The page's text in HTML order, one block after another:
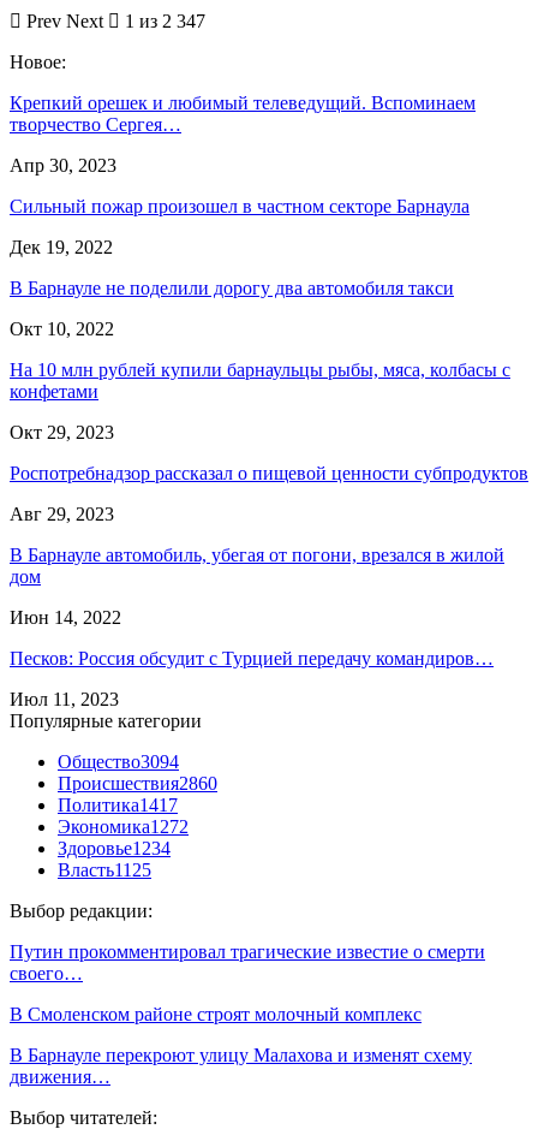
Prev Next
1 из 2 347
Новое:
Крепкий орешек и любимый телеведущий. Вспоминаем
творчество Сергея…
Апр 30, 2023
Сильный пожар произошел в частном секторе Барнаула
Дек 19, 2022
В Барнауле не поделили дорогу два автомобиля такси
Окт 10, 2022
На 10 млн рублей купили барнаульцы рыбы, мяса, колбасы с
конфетами
Окт 29, 2023
Роспотребнадзор рассказал о пищевой ценности субпродуктов
Авг 29, 2023
В Барнауле автомобиль, убегая от погони, врезался в жилой
дом
Июн 14, 2022
Песков: Россия обсудит с Турцией передачу командиров…
Июл 11, 2023
Популярные категории
Общество3094
Происшествия2860
Политика1417
Экономика1272
Здоровье1234
Власть1125
Выбор редакции:
Путин прокомментировал трагические известие о смерти
своего…
В Смоленском районе строят молочный комплекс
В Барнауле перекроют улицу Малахова и изменят схему
движения…
Выбор читателей: